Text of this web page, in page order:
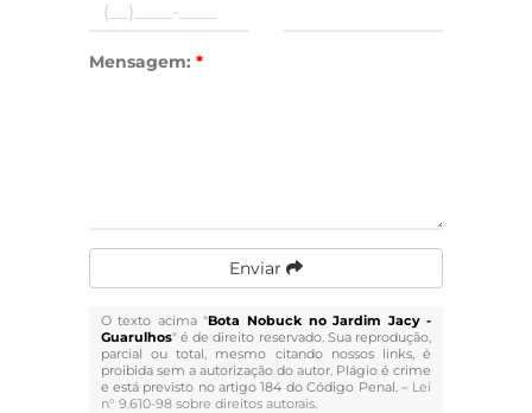
Mensagem: *
Enviar
O texto acima "Bota Nobuck no Jardim Jacy -
Guarulhos" é de direito reservado. Sua reprodução,
parcial ou total, mesmo citando nossos links, é
proibida sem a autorização do autor. Plágio é crime
e está previsto no artigo 184 do Código Penal. – Lei
n° 9.610-98 sobre direitos autorais.